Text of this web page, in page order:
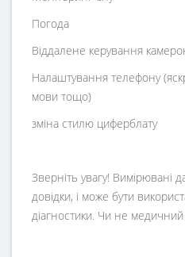
Погода
Віддалене керування
Налаштування телефону
мови тощо)
зміна стилю циферблату
Зверніть увагу! Вимірювані
довідки, і може бути
діагностики. Чи не